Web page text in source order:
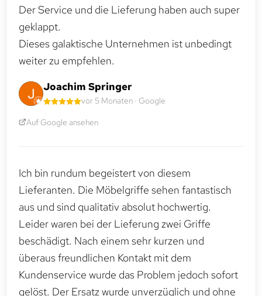
Der Service und die Lieferung haben auch super
geklappt.
Dieses galaktische Unternehmen ist unbedingt
weiter zu empfehlen.
Joachim Springer
vor 5 Monaten · Google
Auf Google ansehen
Ich bin rundum begeistert von diesem
Lieferanten. Die Möbelgriffe sehen fantastisch
aus und sind qualitativ absolut hochwertig.
Leider waren bei der Lieferung zwei Griffe
beschädigt. Nach einem sehr kurzen und
überaus freundlichen Kontakt mit dem
Kundenservice wurde das Problem jedoch sofort
gelöst. Der Ersatz wurde unverzüglich und ohne